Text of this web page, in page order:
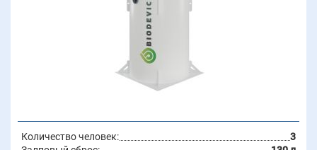
Количество человек:
3